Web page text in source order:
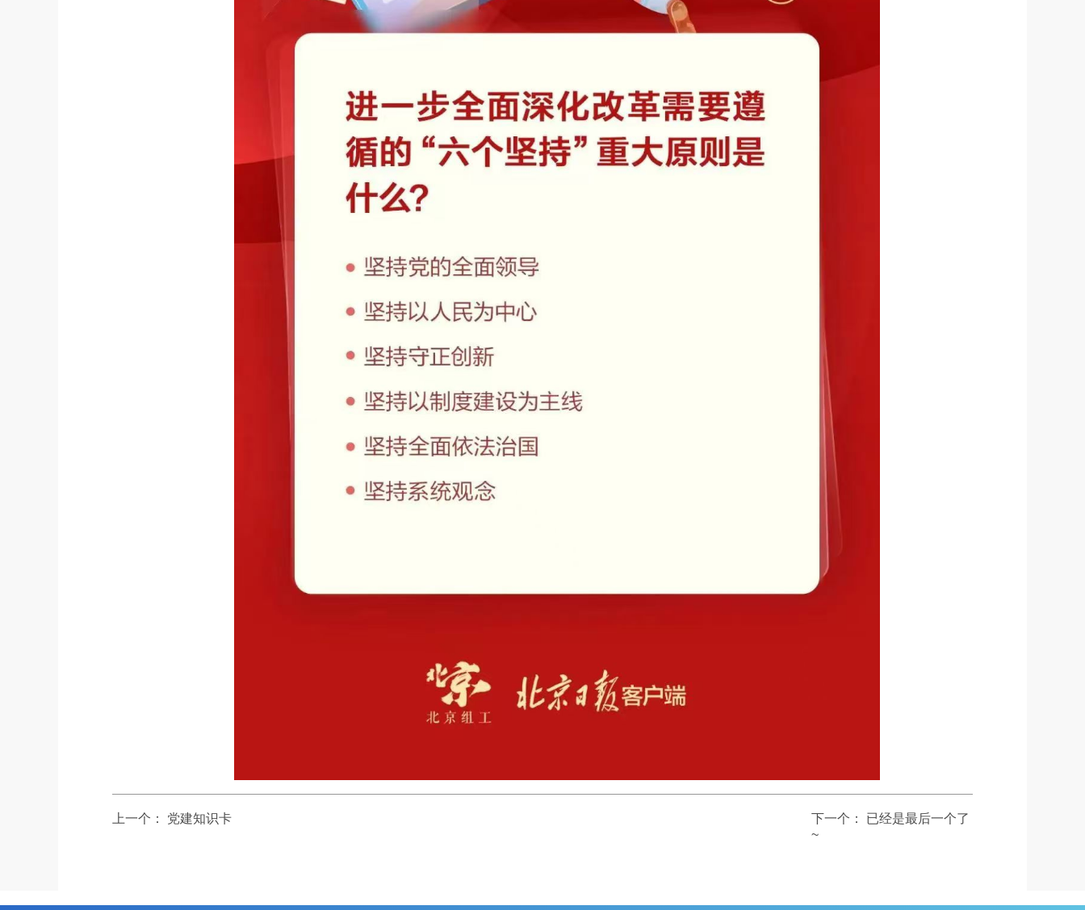
上一个： 党建知识卡 下一个： 已经是最后一个了
~